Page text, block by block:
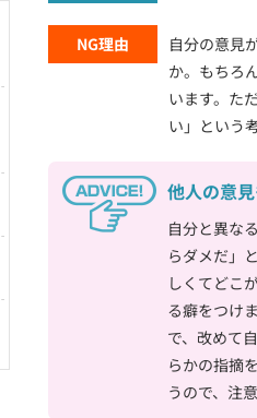
NG理由
自分の意見
か。もちろ
います。た
い」という
他人の意
自分と異な
らダメだ」
しくてどこ
る癖をつけ
で、改めて
らかの指摘
うので、注